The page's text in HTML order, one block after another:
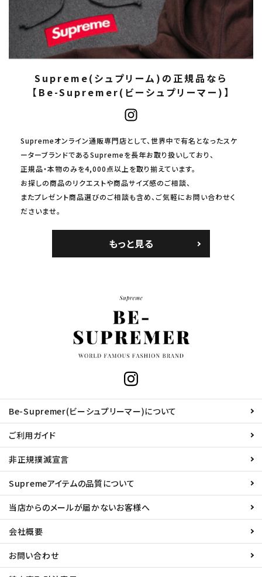
Supreme(シュプリーム)の正規品なら
【Be-Supremer(ビーシュプリーマー)】
Supremeオンライン通販専門店として、世界中で有名となったスケ
ーターブランドであるSupremeを長年お取り扱いしており、
正規品・本物のみを4,000点以上を取り揃えています。
お探しの商品のリクエストや商品サイズ感のご相談、
またプレゼント商品選びのご相談も含め、ご気軽にお問い合わせく
ださいませ。
もっと見る
Be-Supremer(ビーシュプリーマー)について
ご利用ガイド
非正規撲滅宣言
Supremeアイテムの品質について
当店からのメールが届かないお客様へ
会社概要
お問い合わせ